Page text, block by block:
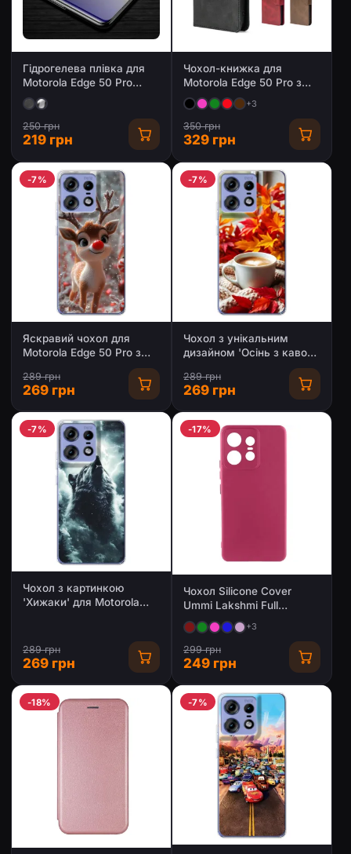
Гідрогелева плівка для
Motorola Edge 50 Pro
(Глянцева / Матова)
250 грн
219 грн
Чохол-книжка для
Motorola Edge 50 Pro з
магнітною застібкою
+3
350 грн
329 грн
-7%
Яскравий чохол для
Motorola Edge 50 Pro з
289 грн
269 грн
-7%
Чохол з унікальним
дизайном 'Осінь з кавою'
для Motorola Edge 50 Pro
289 грн
269 грн
-7%
Чохол з картинкою
'Хижаки' для Motorola
289 грн
269 грн
-17%
Чохол Silicone Cover
Ummi Lakshmi Full
Camera (AA) для Motorola
Edge 50 Pro
+3
299 грн
249 грн
-18% -7%